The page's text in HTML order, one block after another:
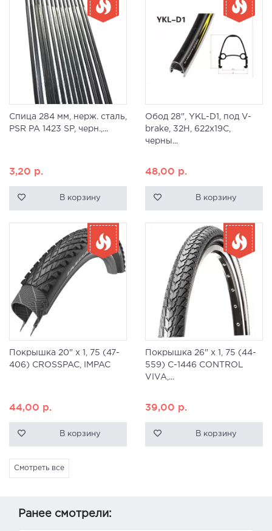
Спица 284 мм, нерж. сталь,
PSR PA 1423 SP, черн.,...
3,20 р.
В корзину
Обод 28", YKL-D1, под V-
brake, 32H, 622x19С,
черны...
48,00 р.
В корзину
Покрышка 20" x 1, 75 (47-
406) CROSSPAC, IMPAC
44,00 р.
В корзину
Покрышка 26" x 1, 75 (44-
559) C-1446 CONTROL
VIVA,...
39,00 р.
В корзину
Смотреть все
Ранее смотрели: